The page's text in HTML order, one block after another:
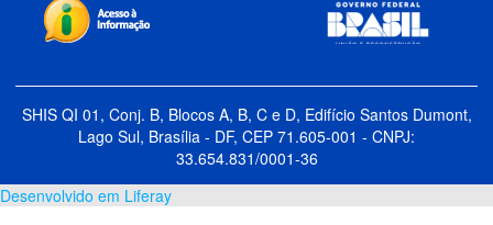
SHIS QI 01, Conj. B, Blocos A, B, C e D, Edifício Santos Dumont,
Lago Sul, Brasília - DF, CEP 71.605-001 - CNPJ:
33.654.831/0001-36
Desenvolvido em Liferay